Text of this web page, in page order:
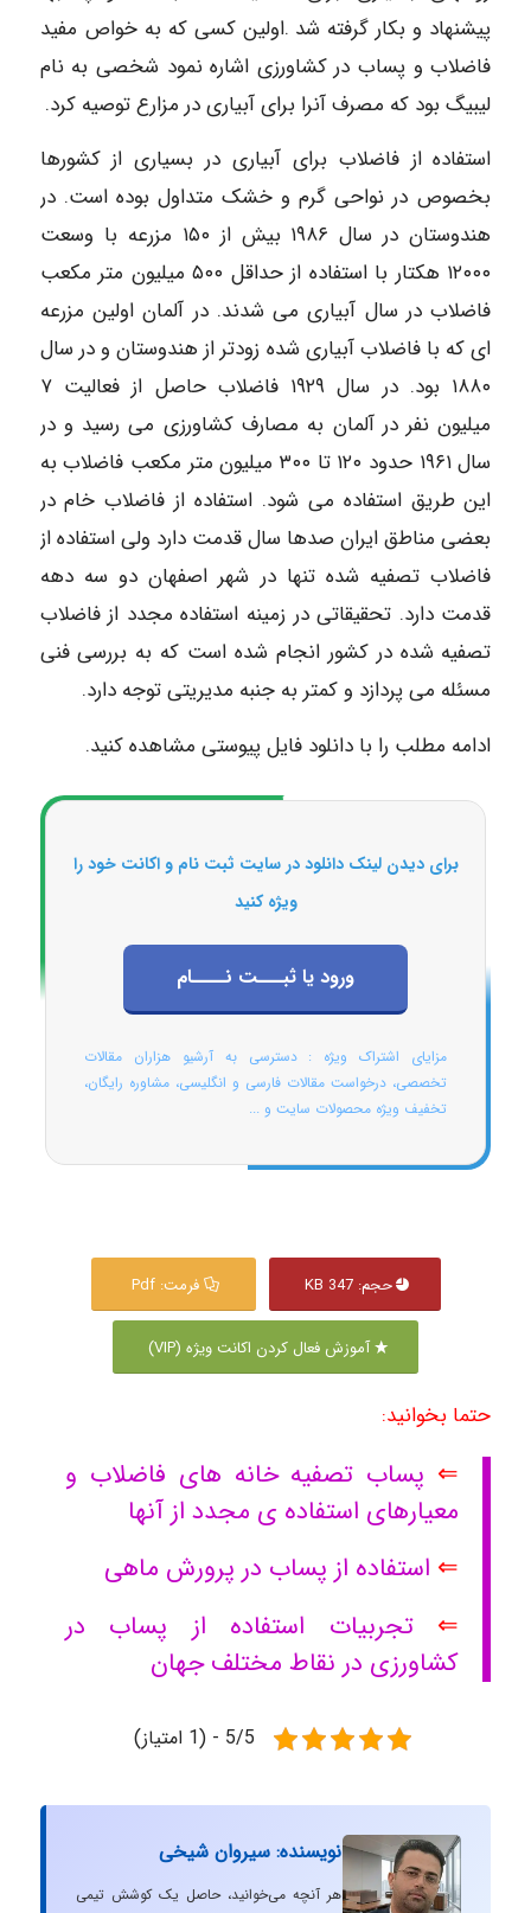
پیشنهاد و بکار گرفته شد .اولین کسی که به خواص مفید
فاضلاب و پساب در کشاورزی اشاره نمود شخصی به نام
لیبیگ بود که مصرف آنرا برای آبیاری در مزارع توصیه کرد.
استفاده از فاضلاب برای آبیاری در بسیاری از کشورها
بخصوص در نواحی گرم و خشک متداول بوده است. در
هندوستان در سال ۱۹۸۶ بیش از ۱۵۰ مزرعه با وسعت
۱۲۰۰۰ هکتار با استفاده از حداقل ۵۰۰ میلیون متر مکعب
فاضلاب در سال آبیاری می شدند. در آلمان اولین مزرعه
ای که با فاضلاب آبیاری شده زودتر از هندوستان و در سال
۱۸۸۰ بود. در سال ۱۹۲۹ فاضلاب حاصل از فعالیت ۷
میلیون نفر در آلمان به مصارف کشاورزی می رسید و در
سال ۱۹۶۱ حدود ۱۲۰ تا ۳۰۰ میلیون متر مکعب فاضلاب به
این طریق استفاده می شود. استفاده از فاضلاب خام در
بعضی مناطق ایران صدها سال قدمت دارد ولی استفاده از
فاضلاب تصفیه شده تنها در شهر اصفهان دو سه دهه
قدمت دارد. تحقیقاتی در زمینه استفاده مجدد از فاضلاب
تصفیه شده در کشور انجام شده است که به بررسی فنی
مسئله می پردازد و کمتر به جنبه مدیریتی توجه دارد.
ادامه مطلب را با دانلود فایل پیوستی مشاهده کنید.
برای دیدن لینک دانلود در سایت ثبت نام و اکانت خود را
ویژه کنید
ورود یا ثبـــت نــــام
مزایای اشتراک ویژه : دسترسی به آرشیو هزاران مقالات
تخصصی، درخواست مقالات فارسی و انگلیسی، مشاوره رایگان،
تخفیف ویژه محصولات سایت و ...
حجم: 347 KB فرمت: Pdf
آموزش فعال کردن اکانت ویژه (VIP)
حتما بخوانید:
⇐ پساب تصفیه خانه های فاضلاب و
معیارهای استفاده ی مجدد از آنها
⇐ استفاده از پساب در پرورش ماهی
⇐تجربیات استفاده از پساب در
کشاورزی در نقاط مختلف جهان
5/5 - (1 امتیاز)
نویسنده: سیروان شیخی
هر آنچه می‌خوانید، حاصل یک کوشش تیمی